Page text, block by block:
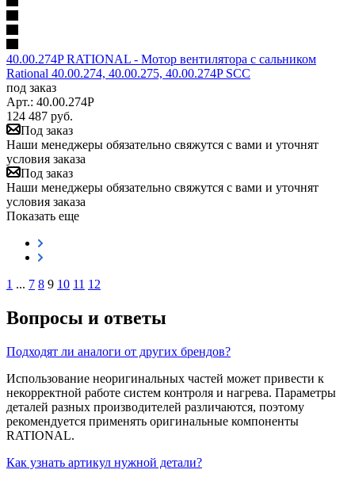
40.00.274P RATIONAL - Мотор вентилятора с сальником
Rational 40.00.274, 40.00.275, 40.00.274P SCC
под заказ
Арт.: 40.00.274P
124 487 руб.
Под заказ
Наши менеджеры обязательно свяжутся с вами и уточнят
условия заказа
Под заказ
Наши менеджеры обязательно свяжутся с вами и уточнят
условия заказа
Показать еще
1 ... 7 8 9 10 11 12
Вопросы и ответы
Подходят ли аналоги от других брендов?
Использование неоригинальных частей может привести к
некорректной работе систем контроля и нагрева. Параметры
деталей разных производителей различаются, поэтому
рекомендуется применять оригинальные компоненты
RATIONAL.
Как узнать артикул нужной детали?